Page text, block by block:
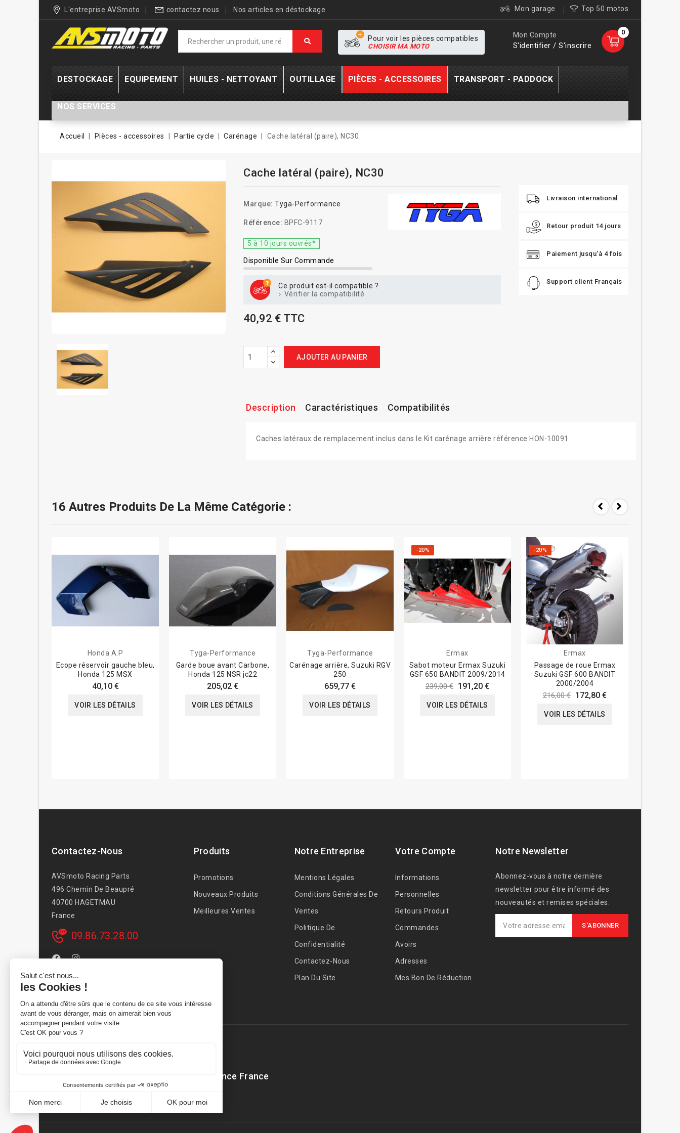
L'entreprise AVSmoto contactez nous Nos articles en déstockage Mon garage Top 50 motos
0
Mon Compte
S'identifier / S'inscrire
Pour voir les pièces compatibles
CHOISIR MA MOTO
DESTOCKAGE EQUIPEMENT HUILES - NETTOYANT OUTILLAGE PIÈCES - ACCESSOIRES TRANSPORT - PADDOCK
NOS SERVICES
Accueil Pièces - accessoires Partie cycle Carénage Cache latéral (paire), NC30
Cache latéral (paire), NC30
Marque: Tyga-Performance
Référence: BPFC-9117
5 à 10 jours ouvrés*
Disponible Sur Commande
Ce produit est-il compatible ?
Vérifier la compatibilité
40,92 € TTC
AJOUTER AU PANIER
Livraison international
Retour produit 14 jours
Paiement jusqu'à 4 fois
Support client Français
Description Caractéristiques Compatibilités
Caches latéraux de remplacement inclus dans le Kit carénage arrière référence HON-10091
16 Autres Produits De La Même Catégorie :
Honda A.P
Ecope réservoir gauche bleu,
Honda 125 MSX
40,10 €
VOIR LES DÉTAILS
Tyga-Performance
Garde boue avant Carbone,
Honda 125 NSR jc22
205,02 €
VOIR LES DÉTAILS
Tyga-Performance
Carénage arrière, Suzuki RGV
250
659,77 €
VOIR LES DÉTAILS
-20%
Ermax
Sabot moteur Ermax Suzuki
GSF 650 BANDIT 2009/2014
239,00 € 191,20 €
VOIR LES DÉTAILS
-20%
Ermax
Passage de roue Ermax
Suzuki GSF 600 BANDIT
2000/2004
216,00 € 172,80 €
VOIR LES DÉTAILS
Contactez-Nous
AVSmoto Racing Parts
496 Chemin De Beaupré
40700 HAGETMAU
France
09.86.73.28.00
Produits
Promotions
Nouveaux Produits
Meilleures Ventes
Notre Entreprise
Mentions Légales
Conditions Générales De
Ventes
Politique De
Confidentialité
Contactez-Nous
Plan Du Site
Votre Compte
Informations
Personnelles
Retours Produit
Commandes
Avoirs
Adresses
Mes Bon De Réduction
Notre Newsletter
Abonnez-vous à notre dernière
newsletter pour être informé des
nouveautés et remises spéciales.
AVSmoto Racing Parts / Tyga-Performance France